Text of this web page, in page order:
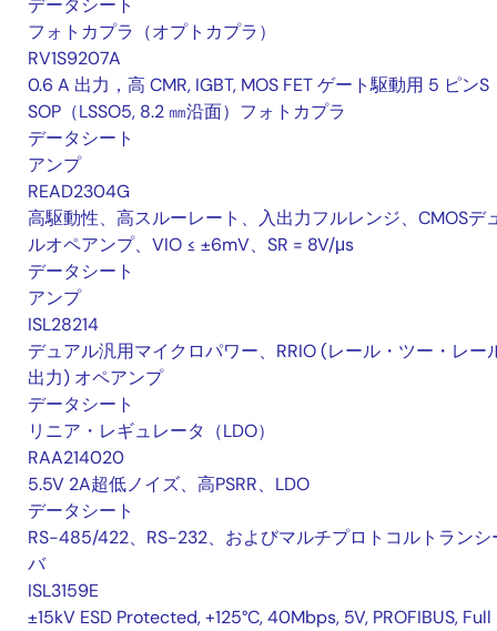
データシート
フォトカプラ（オプトカプラ）
RV1S9207A
0.6 A 出力，高 CMR, IGBT, MOS FET ゲート駆動用 5 ピンS
SOP（LSSO5, 8.2 ㎜沿面）フォトカプラ
データシート
アンプ
READ2304G
高駆動性、高スルーレート、入出力フルレンジ、CMOSデ
ルオペアンプ、VIO ≤ ±6mV、SR = 8V/μs
データシート
アンプ
ISL28214
デュアル汎用マイクロパワー、RRIO (レール・ツー・レー
出力) オペアンプ
データシート
リニア・レギュレータ（LDO）
RAA214020
5.5V 2A超低ノイズ、高PSRR、LDO
データシート
RS-485/422、RS-232、およびマルチプロトコルトランシ
バ
ISL3159E
±15kV ESD Protected, +125°C, 40Mbps, 5V, PROFIBUS, Full